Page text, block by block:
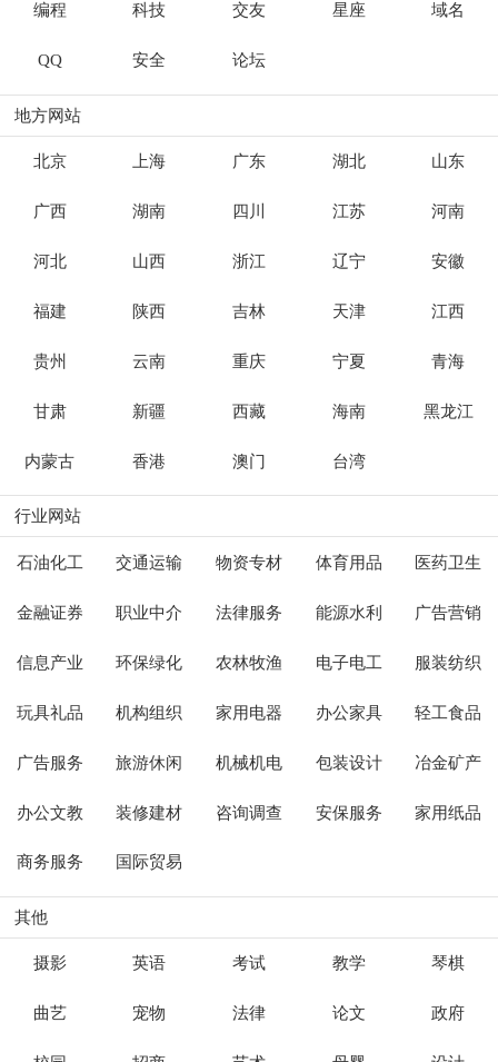
编程 科技 交友 星座 域名
QQ 安全 论坛
地方网站
北京 上海 广东 湖北 山东
广西 湖南 四川 江苏 河南
河北 山西 浙江 辽宁 安徽
福建 陕西 吉林 天津 江西
贵州 云南 重庆 宁夏 青海
甘肃 新疆 西藏 海南 黑龙江
内蒙古 香港 澳门 台湾
行业网站
石油化工 交通运输 物资专材 体育用品 医药卫生
金融证券 职业中介 法律服务 能源水利 广告营销
信息产业 环保绿化 农林牧渔 电子电工 服装纺织
玩具礼品 机构组织 家用电器 办公家具 轻工食品
广告服务 旅游休闲 机械机电 包装设计 冶金矿产
办公文教 装修建材 咨询调查 安保服务 家用纸品
商务服务 国际贸易
其他
摄影 英语 考试 教学 琴棋
曲艺 宠物 法律 论文 政府